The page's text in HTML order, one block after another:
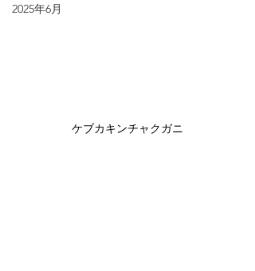
2025年6月
ケブカキンチャクガニ